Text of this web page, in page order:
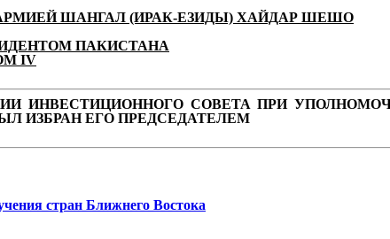
ШАНГАЛ (ИРАК-ЕЗИДЫ) ХАЙДАР ШЕШО
ПАКИСТАНА
IV
ИНВЕСТИЦИОННОГО СОВЕТА ПРИ
ИЗБРАН ЕГО ПРЕДСЕДАТЕЛЕМ
стран Ближнего Востока